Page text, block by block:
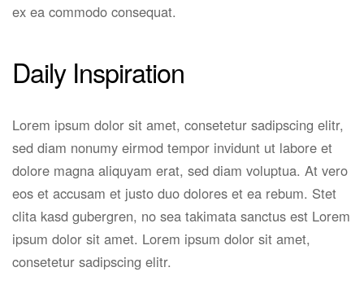
ex ea commodo consequat.
Daily Inspiration
Lorem ipsum dolor sit amet, consetetur sadipscing elitr,
sed diam nonumy eirmod tempor invidunt ut labore et
dolore magna aliquyam erat, sed diam voluptua. At vero
eos et accusam et justo duo dolores et ea rebum. Stet
clita kasd gubergren, no sea takimata sanctus est Lorem
ipsum dolor sit amet. Lorem ipsum dolor sit amet,
consetetur sadipscing elitr.